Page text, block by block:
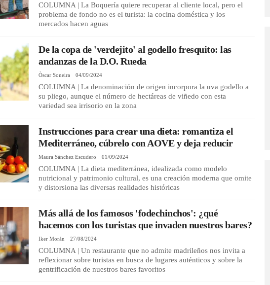
COLUMNA | La Boquería quiere recuperar al cliente local, pero el
problema de fondo no es el turista: la cocina doméstica y los
mercados hacen aguas
De la copa de 'verdejito' al godello fresquito: las
andanzas de la D.O. Rueda
Òscar Soneira 04/09/2024
COLUMNA | La denominación de origen incorpora la uva godello a
su pliego, aunque el número de hectáreas de viñedo con esta
variedad sea irrisorio en la zona
Instrucciones para crear una dieta: romantiza el
Mediterráneo, cúbrelo con AOVE y deja reducir
Maura Sánchez Escudero 01/09/2024
COLUMNA | La dieta mediterránea, idealizada como modelo
nutricional y patrimonio cultural, es una creación moderna que omite
y distorsiona las diversas realidades históricas
Más allá de los famosos 'fodechinchos': ¿qué
hacemos con los turistas que invaden nuestros bares?
Iker Morán 27/08/2024
COLUMNA | Un restaurante que no admite madrileños nos invita a
reflexionar sobre turistas en busca de lugares auténticos y sobre la
gentrificación de nuestros bares favoritos